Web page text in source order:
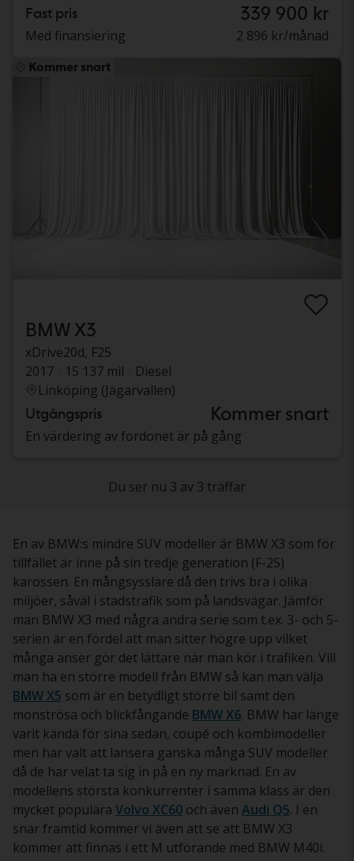
Fast pris 339 900 kr
Med finansiering 2 896 kr/månad
Kommer snart
BMW X3
xDrive20d, F25
2017
15 137 mil
Diesel
Linköping (Jägarvallen)
Utgångspris Kommer snart
En värdering av fordonet är på gång
Du ser nu 3 av 3 träffar
En av BMW:s mindre SUV modeller är BMW X3 som för
tillfället är inne på sin tredje generation (F-25)
karossen. En mångsysslare då den trivs bra i olika
miljöer, såväl i stadstrafik som på landsvägar. Jämför
man BMW X3 med några andra serie som t.ex. 3- och 5-
serien är en fördel att man sitter högre upp vilket
många anser gör det lättare när man kör i trafiken. Vill
man ha en större modell från BMW så kan man välja
BMW X5 som är en betydligt större bil samt den
monströsa och blickfångande BMW X6. BMW har länge
varit kända för sina sedan, coupé och kombimodeller
men har valt att lansera ganska många SUV modeller
då de har velat ta sig in på en ny marknad. En av
modellens största konkurrenter i samma klass är den
mycket populära Volvo XC60 och även Audi Q5. I en
snar framtid kommer vi även att se att BMW X3
kommer att finnas i ett M utförande med BMW M40i.